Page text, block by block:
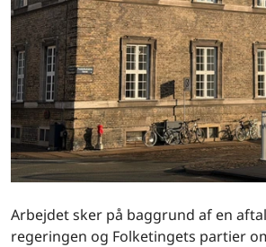
Arbejdet sker på baggrund af en
regeringen og Folketingets partier